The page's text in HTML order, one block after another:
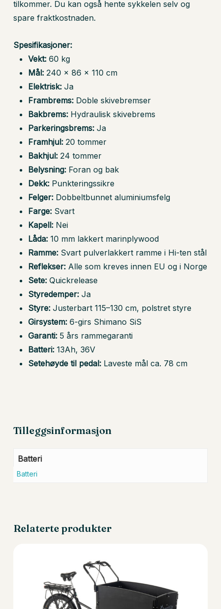
Du har ingen produkter i
handlekurven.
tilkommer. Du kan også hente sykkelen selv og
spare fraktkostnaden.
Spesifikasjoner:
Vekt:60 kg
Mål:240 × 86 × 110 cm
Elektrisk:Ja
Frambrems:Doble skivebremser
Bakbrems:Hydraulisk skivebrems
Parkeringsbrems:Ja
Framhjul:20 tommer
Bakhjul:24 tommer
Belysning:Foran og bak
Dekk:Punkteringssikre
Felger:Dobbeltbunnet aluminiumsfelg
Farge:Svart
Kapell:Nei
Låda:10 mm lakkert marinplywood
Ramme:Svart pulverlakkert ramme i Hi-ten stål
Reflekser:Alle som kreves innen EU og i Norge
Sete:Quickrelease
Styredemper:Ja
Styre:Justerbart 115–130 cm, polstret styre
Girsystem:6-girs Shimano SiS
Garanti:5 års rammegaranti
Batteri:13Ah, 36V
Setehøyde til pedal:Laveste mål ca. 78 cm
Tilleggsinformasjon
Batteri
Batteri
Relaterte produkter